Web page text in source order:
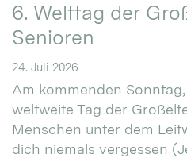
6. Welttag der
Senioren
24. Juli 2026
Am kommenden
weltweite Tag der
Menschen unter dem
dich niemals vergessen